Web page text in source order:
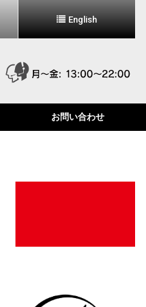
English
お問い合わせ